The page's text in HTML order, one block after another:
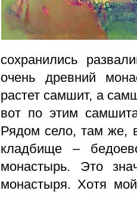
сохранились
очень древний
растет самшит, а
вот по этим
Рядом село, там же,
кладбище –
монастырь. Это
монастыря. Хотя